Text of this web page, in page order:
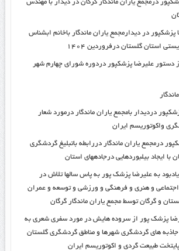
درمجمع یاران ماندگار گرگان در دیدار با مهندس
در دیدارمجمع یاران ماندگار باخانم ابشناس
استان گلستان درفروردین ۱۴۰۴
دستور علیرضا پزشکپور دردوره شورای چهارم شهر
دردیدار بامجمع یاران ماندگار درمورد شعار
واکوتوریسم ایران
درمجمع یاران ماندگار دررابطه باتبلیغ گردشگری
با ایجاد بیلبوردهایی درجادههای استان
به علیرضا پزشک پور به پاس سالها تلاش در
و هنری و فرهنگی و ورزشی و توسعه و عمران
و گرگان توسط مجمع یاران ماندگار گرگان
پزشک پور از سروده هایش در مورد سفری شعری به
های گردشگری شهرها و مناطق گردشگری گلستان
طبیعت گردی و اکوتوریسم ایران